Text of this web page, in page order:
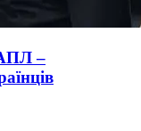
–